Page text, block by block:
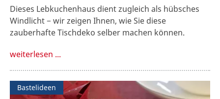
Dieses Lebkuchenhaus dient zugleich als hübsches
Windlicht − wir zeigen Ihnen, wie Sie diese
zauberhafte Tischdeko selber machen können.
weiterlesen ...
Bastelideen